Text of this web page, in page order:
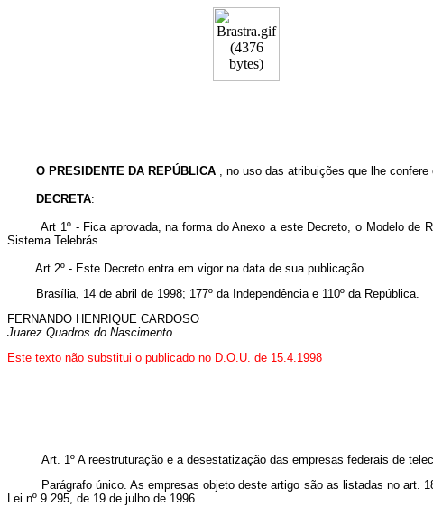
O PRESIDENTE DA REPÚBLICA , no uso das atribuições que lhe
DECRETA:
Art 1º - Fica aprovada, na forma do Anexo a este Decreto, o Modelo de
Sistema Telebrás.
Art 2º - Este Decreto entra em vigor na data de sua publicação.
Brasília, 14 de abril de 1998; 177º da Independência e 110º da República.
FERNANDO HENRIQUE CARDOSO
Juarez Quadros do Nascimento
Este texto não substitui o publicado no D.O.U. de 15.4.1998
Art. 1º A reestruturação e a desestatização das empresas federais de
Parágrafo único. As empresas objeto deste artigo são as listadas no art.
Lei nº 9.295, de 19 de julho de 1996.